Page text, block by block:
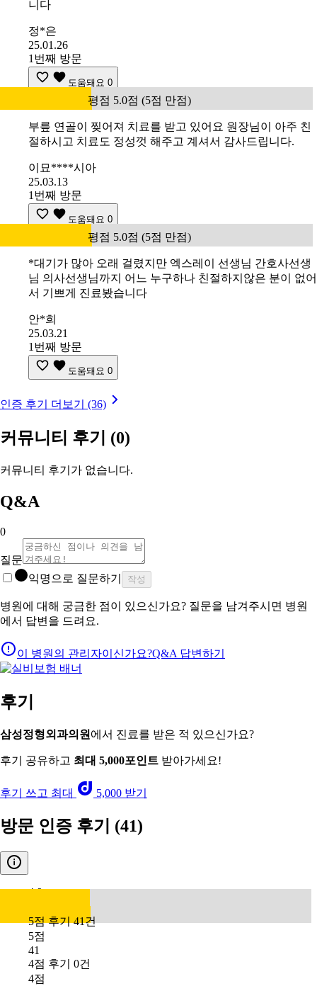
니다
정*은
25.01.26
1번째 방문
도움돼요 0
평점 5.0점 (5점 만점)
부릎 연골이 찢어져 치료를 받고 있어요 원장님이 아주 친
절하시고 치료도 정성껏 해주고 계셔서 감사드립니다.
이묘****시아
25.03.13
1번째 방문
도움돼요 0
평점 5.0점 (5점 만점)
*대기가 많아 오래 걸렸지만 엑스레이 선생님 간호사선생
님 의사선생님까지 어느 누구하나 친절하지않은 분이 없어
서 기쁘게 진료봤습니다
안*희
25.03.21
1번째 방문
도움돼요 0
인증 후기 더보기 (36)
커뮤니티 후기 (0)
커뮤니티 후기가 없습니다.
Q&A
0
질문
익명으로 질문하기
작성
병원에 대해 궁금한 점이 있으신가요? 질문을 남겨주시면 병원
에서 답변을 드려요.
이 병원의 관리자이신가요?Q&A 답변하기
후기
삼성정형외과의원 에서 진료를 받은 적 있으신가요?
후기 공유하고 최대 5,000포인트 받아가세요!
후기 쓰고 최대 5,000 받기
방문 인증 후기 (41)
4.9
5점 후기 41건
5점
41
4점 후기 0건
4점